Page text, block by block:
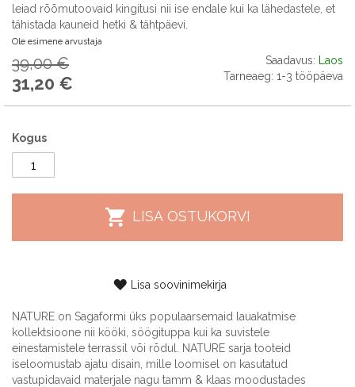
leiad rõõmutoovaid kingitusi nii ise endale kui ka lähedastele, et
tähistada kauneid hetki & tähtpäevi.
Ole esimene arvustaja
Tavahind
39,00 €
Special
31,20 €
Saadavus:
Laos
Tarneaeg: 1-3 tööpäeva
Kogus
LISA OSTUKORVI
Lisa soovinimekirja
NATURE on Sagaformi üks populaarsemaid lauakatmise
kollektsioone nii kööki, söögituppa kui ka suvistele
einestamistele terrassil või rõdul. NATURE sarja tooteid
iseloomustab ajatu disain, mille loomisel on kasutatud
vastupidavaid materjale nagu tamm & klaas moodustades